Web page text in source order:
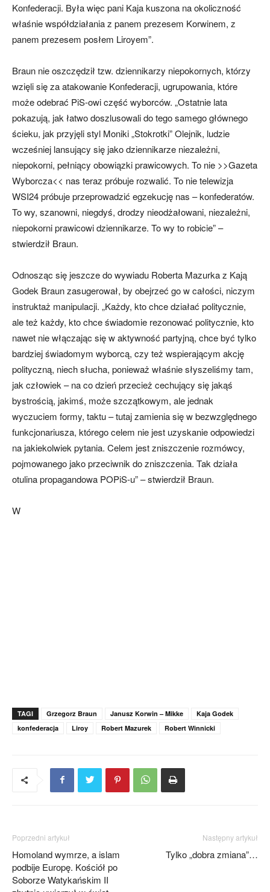
Konfederacji. Była więc pani Kaja kuszona na okoliczność
właśnie współdziałania z panem prezesem Korwinem, z
panem prezesem posłem Liroyem”.
Braun nie oszczędził tzw. dziennikarzy niepokornych, którzy
wzięli się za atakowanie Konfederacji, ugrupowania, które
może odebrać PiS-owi część wyborców. „Ostatnie lata
pokazują, jak łatwo doszlusowali do tego samego głównego
ścieku, jak przyjęli styl Moniki „Stokrotki” Olejnik, ludzie
wcześniej lansujący się jako dziennikarze niezależni,
niepokorni, pełniący obowiązki prawicowych. To nie >>Gazeta
Wyborcza<< nas teraz próbuje rozwalić. To nie telewizja
WSI24 próbuje przeprowadzić egzekucję nas – konfederatów.
To wy, szanowni, niegdyś, drodzy nieodżałowani, niezależni,
niepokorni prawicowi dziennikarze. To wy to robicie” –
stwierdził Braun.
Odnosząc się jeszcze do wywiadu Roberta Mazurka z Kają
Godek Braun zasugerował, by obejrzeć go w całości, niczym
instruktaż manipulacji. „Każdy, kto chce działać politycznie,
ale też każdy, kto chce świadomie rezonować politycznie, kto
nawet nie włączając się w aktywność partyjną, chce być tylko
bardziej świadomym wyborcą, czy też wspierającym akcję
polityczną, niech słucha, ponieważ właśnie słyszeliśmy tam,
jak człowiek – na co dzień przecież cechujący się jakąś
bystrością, jakimś, może szczątkowym, ale jednak
wyczuciem formy, taktu – tutaj zamienia się w bezwzględnego
funkcjonariusza, którego celem nie jest uzyskanie odpowiedzi
na jakiekolwiek pytania. Celem jest zniszczenie rozmówcy,
pojmowanego jako przeciwnik do zniszczenia. Tak działa
otulina propagandowa POPiS-u” – stwierdził Braun.
W
TAGI Grzegorz Braun Janusz Korwin – Mikke
Kaja Godek
konfederacja
Liroy Robert Mazurek Robert Winnicki
Poprzedni artykuł
Homoland wymrze, a islam
podbije Europę. Kościół po
Soborze Watykańskim II
Następny artykuł
Tylko „dobra zmiana”…